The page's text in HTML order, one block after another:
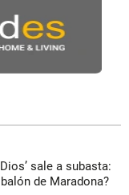
sale a subasta:
de Maradona?